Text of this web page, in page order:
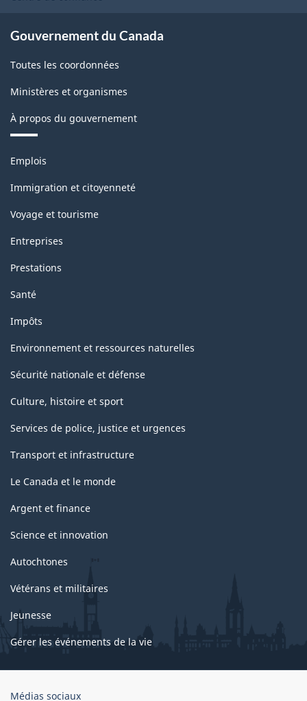
Gouvernement du Canada
Toutes les coordonnées
Ministères et organismes
À propos du gouvernement
Thèmes
sujets
Emplois
Immigration et citoyenneté
Voyage et tourisme
Entreprises
Prestations
Santé
Impôts
Environnement et ressources naturelles
Sécurité nationale et défense
Culture, histoire et sport
Services de police, justice et urgences
Transport et infrastructure
Le Canada et le monde
Argent et finance
Science et innovation
Autochtones
Vétérans et militaires
Jeunesse
Gérer les événements de la vie
Organisation
Médias sociaux